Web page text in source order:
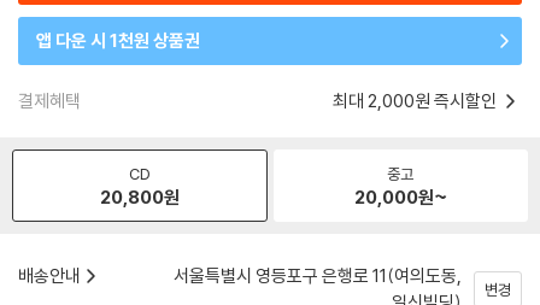
앱 다운 시 1천원 상품권
결제혜택 최대 2,000원 즉시할인
CD
20,800원
중고
20,000원~
배송안내
서울특별시 영등포구 은행로 11(여의도동,
변경